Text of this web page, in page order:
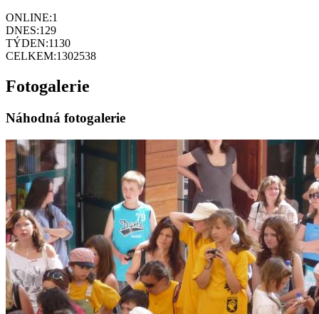
ONLINE:1
DNES:129
TÝDEN:1130
CELKEM:1302538
Fotogalerie
Náhodná fotogalerie